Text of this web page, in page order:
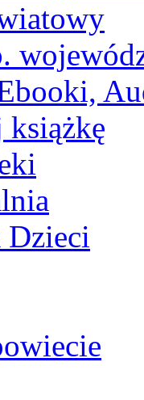
książkę
Dzieci